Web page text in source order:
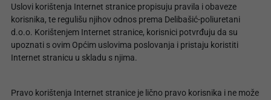
Uslovi korištenja Internet stranice propisuju pravila i obaveze
korisnika, te regulišu njihov odnos prema Delibašić-poliuretani
d.o.o. Korištenjem Internet stranice, korisnici potvrđuju da su
upoznati s ovim Općim uslovima poslovanja i pristaju koristiti
Internet stranicu u skladu s njima.
Pravo korištenja Internet stranice je lično pravo korisnika i ne može